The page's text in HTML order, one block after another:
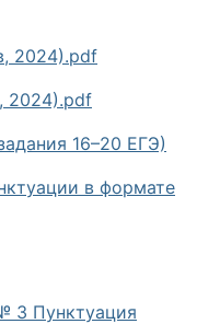
2024).pdf
2024).pdf
16–20 ЕГЭ)
в формате
3 Пунктуация